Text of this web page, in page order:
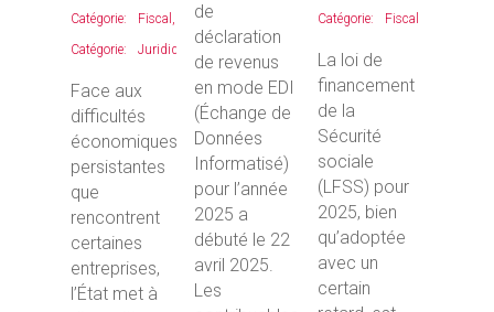
Fiscal ,
Juridique
Face aux
difficultés
économiques
persistantes
que
rencontrent
certaines
entreprises,
l’État met à
de
déclaration
de revenus
en mode EDI
(Échange de
Données
Informatisé)
pour l’année
2025 a
débuté le 22
avril 2025.
Les
Fiscal
La loi de
financement
de la
Sécurité
sociale
(LFSS) pour
2025, bien
qu’adoptée
avec un
certain